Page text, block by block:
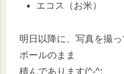
エコス（お米）
明日以降に、写真を撮
ボールのまま
積んであります(^-^;